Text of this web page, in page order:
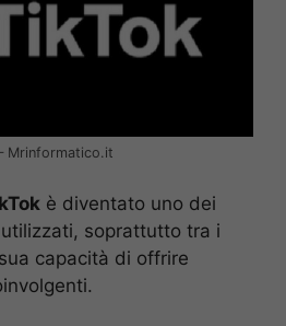
Mrinformatico.it
è diventato uno dei
soprattutto tra i
capacità di offrire